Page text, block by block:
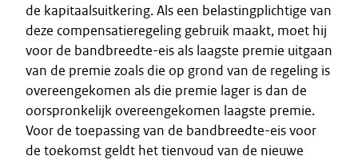
de kapitaalsuitkering. Als een belastingplichtige van
deze compensatieregeling gebruik maakt, moet hij
voor de bandbreedte-eis als laagste premie uitgaan
van de premie zoals die op grond van de regeling is
overeengekomen als die premie lager is dan de
oorspronkelijk overeengekomen laagste premie.
Voor de toepassing van de bandbreedte-eis voor
de toekomst geldt het tienvoud van de nieuwe